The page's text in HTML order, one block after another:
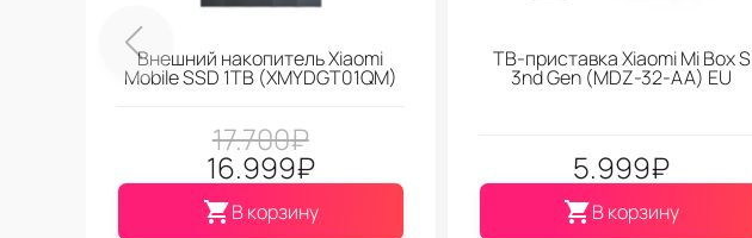
Внешний накопитель Xiaomi
Mobile SSD 1TB (XMYDGT01QM)
17.700₽
16.999₽
В корзину
ТВ-приставка Xiaomi Mi Box S
3nd Gen (МDZ-32-АА) EU
5.999₽
В корзину